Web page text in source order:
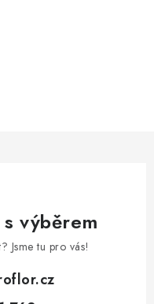
výběrem
Jsme tu pro vás!